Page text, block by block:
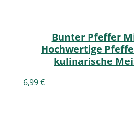
Bunter Pfeffer
Hochwertige
kulinarische
6,99€